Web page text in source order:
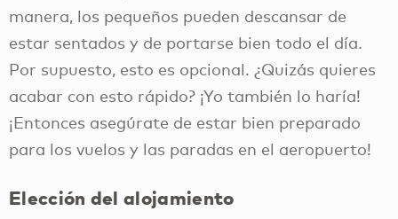
manera, los pequeños pueden descansar de
estar sentados y de portarse bien todo el día.
Por supuesto, esto es opcional. ¿Quizás quieres
acabar con esto rápido? ¡Yo también lo haría!
¡Entonces asegúrate de estar bien preparado
para los vuelos y las paradas en el aeropuerto!
Elección del alojamiento